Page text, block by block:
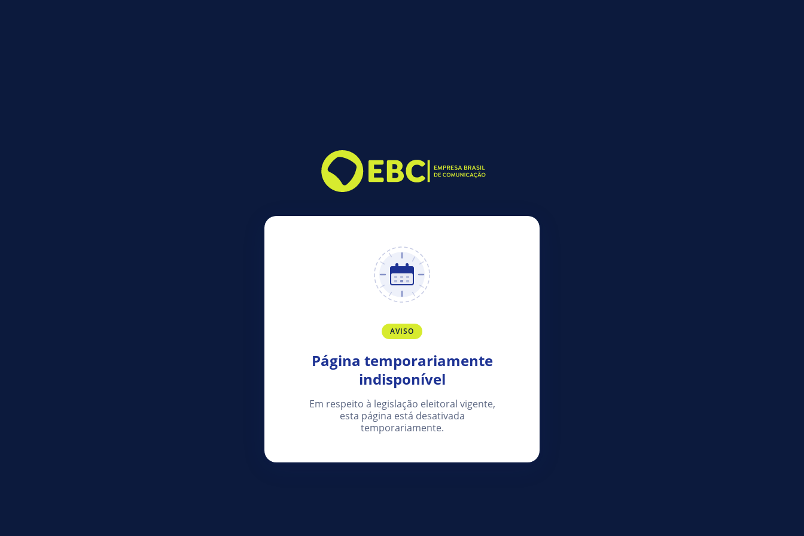
AVISO
Página temporariamente
indisponível
Em respeito à legislação eleitoral vigente,
esta página está desativada
temporariamente.